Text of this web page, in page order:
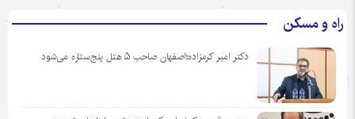
راه و مسکن
دکتر امیر کرمزاده؛اصفهان صاحب ۵ هتل پنج‌ستاره می‌شود